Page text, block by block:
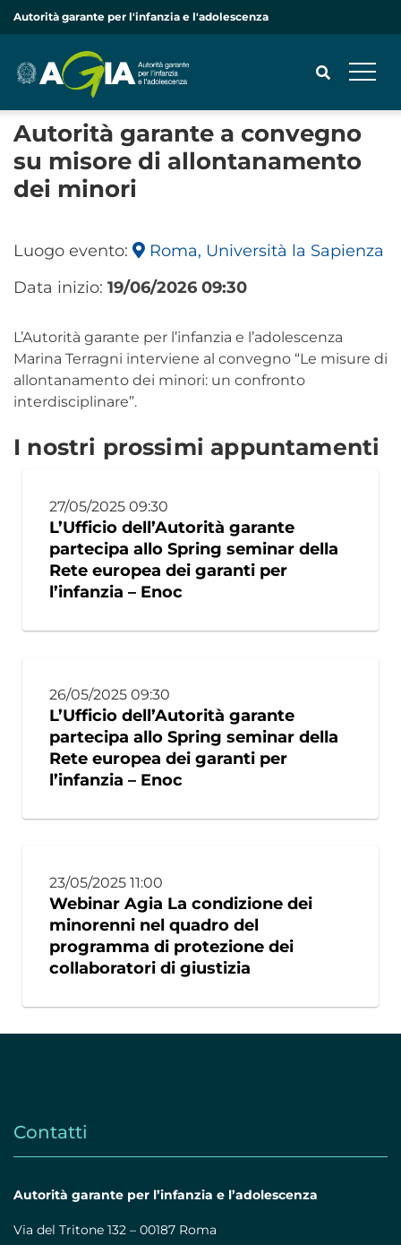
Autorità garante per l'infanzia e l'adolescenza
CERCA
Autorità garante a convegno
su misore di allontanamento
dei minori
Luogo evento:
Roma, Università la Sapienza
Data inizio: 19/06/2026 09:30
L’Autorità garante per l’infanzia e l’adolescenza
Marina Terragni interviene al convegno “Le misure di
allontanamento dei minori: un confronto
interdisciplinare”.
I nostri prossimi appuntamenti
27/05/2025 09:30
L’Ufficio dell’Autorità garante
partecipa allo Spring seminar della
Rete europea dei garanti per
l’infanzia – Enoc
26/05/2025 09:30
L’Ufficio dell’Autorità garante
partecipa allo Spring seminar della
Rete europea dei garanti per
l’infanzia – Enoc
23/05/2025 11:00
Webinar Agia La condizione dei
minorenni nel quadro del
programma di protezione dei
collaboratori di giustizia
Contatti
Autorità garante per l’infanzia e l’adolescenza
Via del Tritone 132 – 00187 Roma